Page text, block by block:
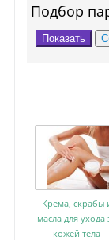
Подбор
Крема, скрабы
масла для ухода
кожей тела